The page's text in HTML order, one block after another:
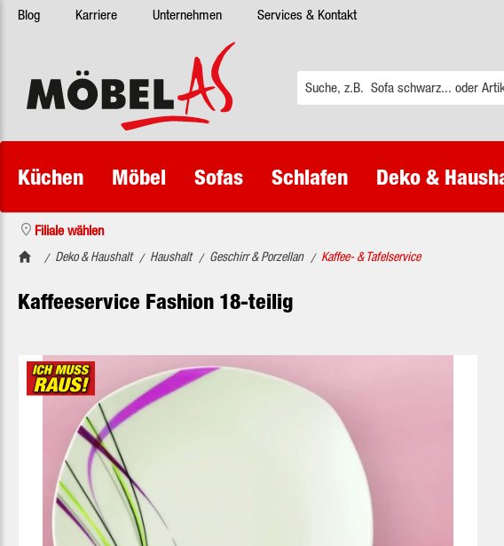
Hauptinhalt springen
Zur Suche springen
Zur Hauptnavigation springen
Blog Karriere Unternehmen Services & Kontakt
Küchen Möbel Sofas Schlafen Deko &
Filiale wählen
/ Deko & Haushalt / Haushalt / Geschirr & Porzellan / Kaffee- & Tafelservice
Kaffeeservice Fashion 18-teilig
Bildergalerie überspringen